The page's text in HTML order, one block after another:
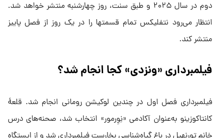
دوم در سال ۲۰۲۵ و طبق سنت، روز چهارشنبه منتشر خواهد شد.
انتظار می‌رود نتفلیکس تمام قسمتها را در یک روز از فصل پاییز
منتشر کند.
فیلمبرداری «ونزدی» کجا انجام شد؟
فیلمبرداری فصل اول در چندین لوکیشن رومانی انجام شد. قلعهٔ
کانتاکوزینو به‌عنوان آکادمی «نِوِرمور» انتخاب شد، صحنه‌های درس